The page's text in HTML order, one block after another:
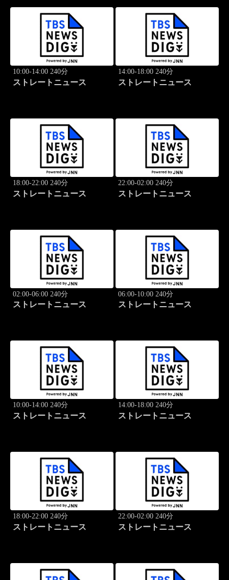
10:00-14:00 240分
ストレートニュース
14:00-18:00 240分
ストレートニュース
18:00-22:00 240分
ストレートニュース
22:00-02:00 240分
ストレートニュース
02:00-06:00 240分
ストレートニュース
06:00-10:00 240分
ストレートニュース
10:00-14:00 240分
ストレートニュース
14:00-18:00 240分
ストレートニュース
18:00-22:00 240分
ストレートニュース
22:00-02:00 240分
ストレートニュース